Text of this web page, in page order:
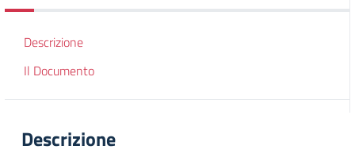
Descrizione
Il Documento
Descrizione